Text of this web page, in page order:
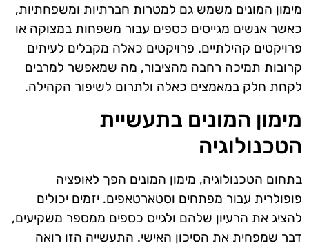
מימון המונים משמש גם למטרות חברתיות ומשפחתיות,
כאשר אנשים מגייסים כספים עבור משפחות במצוקה או
פרויקטים קהילתיים. פרויקטים כאלה מקבלים לעיתים
קרובות תמיכה רחבה מהציבור, מה שמאפשר למרבים
לקחת חלק במאמצים כאלה ולתרום לשיפור הקהילה.
מימון המונים בתעשיית
הטכנולוגיה
בתחום הטכנולוגיה, מימון המונים הפך לאופציה
פופולרית עבור מפתחים וסטארטאפים. יזמים יכולים
להציג את הרעיון שלהם ולגייס כספים ממספר משקיעים,
דבר שמפחית את הסיכון האישי. התעשייה הזו רואה